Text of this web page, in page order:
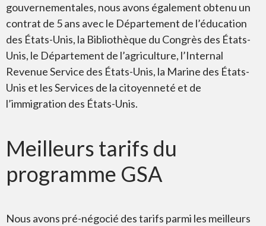
gouvernementales, nous avons également obtenu un
contrat de 5 ans avec le Département de l’éducation
des États-Unis, la Bibliothèque du Congrès des États-
Unis, le Département de l’agriculture, l’Internal
Revenue Service des États-Unis, la Marine des États-
Unis et les Services de la citoyenneté et de
l’immigration des États-Unis.
Meilleurs tarifs du
programme GSA
Nous avons pré-négocié des tarifs parmi les meilleurs